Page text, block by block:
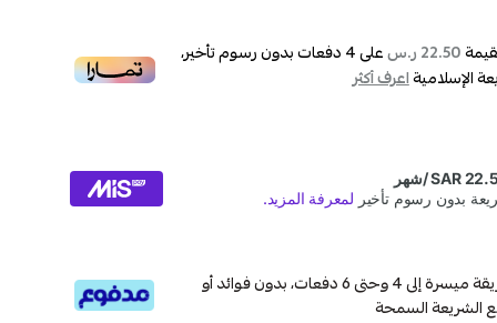
22.50 ر.س على4دفعات بدون رسوم تأخير،
الإسلاميةاعرف أكثر
قسم دفعاتك بطريقة ميسرة إلى 4 وحتى 6 دفعات، بدون فوائد أو
الشريعة السمحة